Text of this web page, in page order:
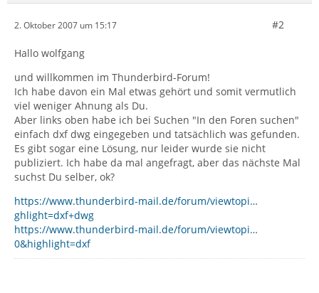
2. Oktober 2007 um 15:17 #2
Hallo wolfgang
und willkommen im Thunderbird-Forum!
Ich habe davon ein Mal etwas gehört und somit vermutlich
viel weniger Ahnung als Du.
Aber links oben habe ich bei Suchen "In den Foren suchen"
einfach dxf dwg eingegeben und tatsächlich was gefunden.
Es gibt sogar eine Lösung, nur leider wurde sie nicht
publiziert. Ich habe da mal angefragt, aber das nächste Mal
suchst Du selber, ok?
https://www.thunderbird-mail.de/forum/viewtopi…
ghlight=dxf+dwg
https://www.thunderbird-mail.de/forum/viewtopi…
0&highlight=dxf